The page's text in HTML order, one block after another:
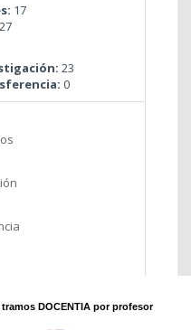
17
27
23
0
tramos DOCENTIA por profesor